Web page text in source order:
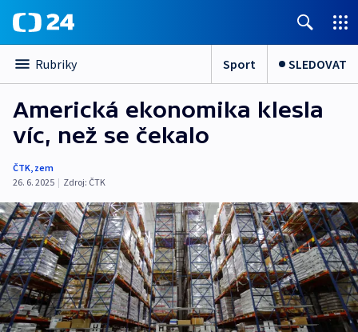
Rubriky Sport SLEDOVAT
Americká ekonomika klesla
víc, než se čekalo
ČTK, zem
26. 6. 2025 | Zdroj: ČTK